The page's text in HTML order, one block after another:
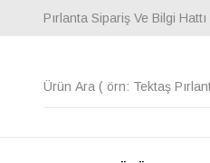
Pırlanta Sipariş Ve Bilgi Hattı
K